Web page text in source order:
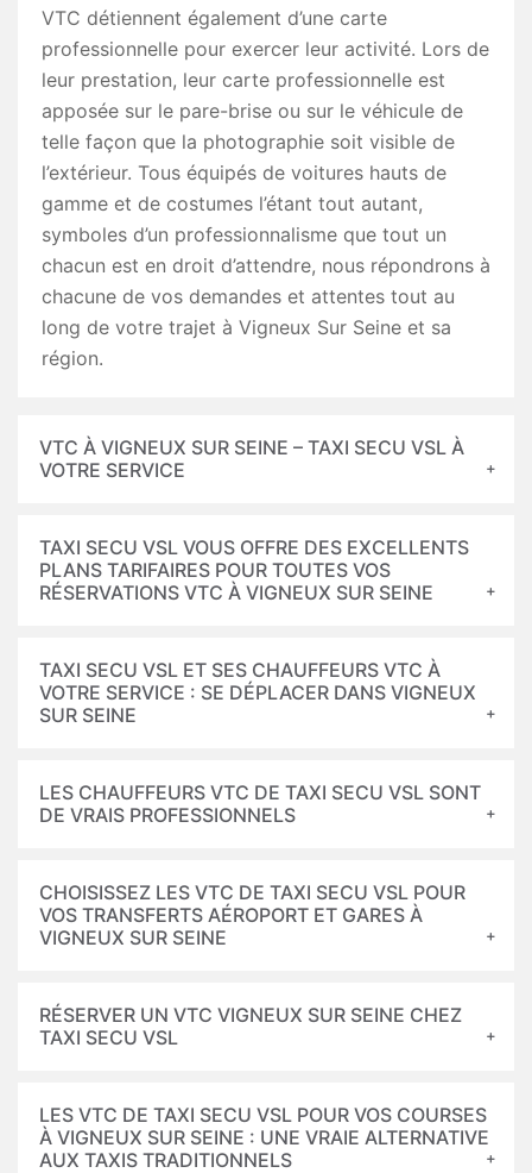
VTC détiennent également d’une carte
professionnelle pour exercer leur activité. Lors de
leur prestation, leur carte professionnelle est
apposée sur le pare-brise ou sur le véhicule de
telle façon que la photographie soit visible de
l’extérieur. Tous équipés de voitures hauts de
gamme et de costumes l’étant tout autant,
symboles d’un professionnalisme que tout un
chacun est en droit d’attendre, nous répondrons à
chacune de vos demandes et attentes tout au
long de votre trajet à Vigneux Sur Seine et sa
région.
VTC À VIGNEUX SUR SEINE – TAXI SECU VSL À
VOTRE SERVICE
TAXI SECU VSL VOUS OFFRE DES EXCELLENTS
PLANS TARIFAIRES POUR TOUTES VOS
RÉSERVATIONS VTC À VIGNEUX SUR SEINE
TAXI SECU VSL ET SES CHAUFFEURS VTC À
VOTRE SERVICE : SE DÉPLACER DANS VIGNEUX
SUR SEINE
LES CHAUFFEURS VTC DE TAXI SECU VSL SONT
DE VRAIS PROFESSIONNELS
CHOISISSEZ LES VTC DE TAXI SECU VSL POUR
VOS TRANSFERTS AÉROPORT ET GARES À
VIGNEUX SUR SEINE
RÉSERVER UN VTC VIGNEUX SUR SEINE CHEZ
TAXI SECU VSL
LES VTC DE TAXI SECU VSL POUR VOS COURSES
À VIGNEUX SUR SEINE : UNE VRAIE ALTERNATIVE
AUX TAXIS TRADITIONNELS